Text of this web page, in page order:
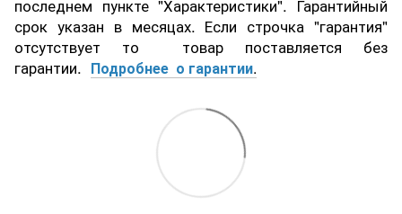
последнем пункте "Характеристики". Гарантийный
срок указан в месяцах. Если строчка "гарантия"
отсутствует то товар поставляется без
гарантии. Подробнее о гарантии.